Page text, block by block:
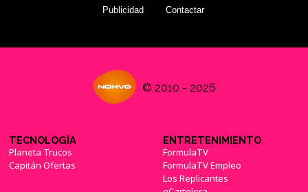
Publicidad Contactar
© 2010 - 2026
TECNOLOGÍA
Planeta Trucos
Capitán Ofertas
ENTRETENIMIENTO
FormulaTV
FormulaTV Empleo
Los Replicantes